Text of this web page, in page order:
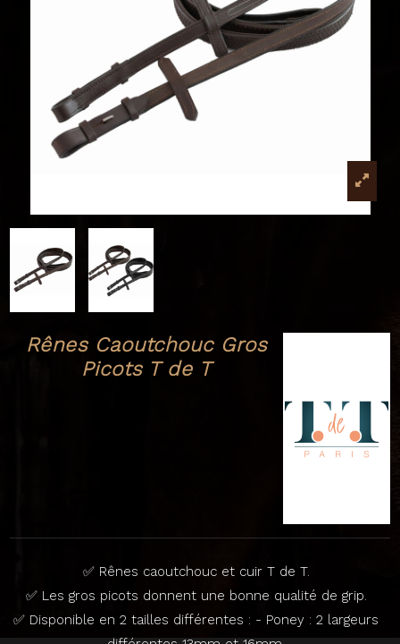
Rênes Caoutchouc Gros
Picots T de T
✅ Rênes caoutchouc et cuir T de T.
✅ Les gros picots donnent une bonne qualité de grip.
✅ Disponible en 2 tailles différentes : - Poney : 2 largeurs